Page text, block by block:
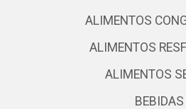
ALIMENTOS
ALIMENTOS
ALIMENTOS
BEBIDAS